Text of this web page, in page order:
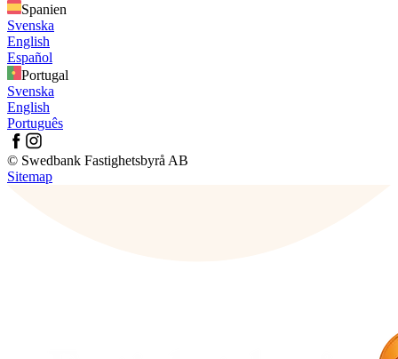
Spanien
Svenska
English
Español
Portugal
Svenska
English
Português
© Swedbank Fastighetsbyrå AB
Sitemap